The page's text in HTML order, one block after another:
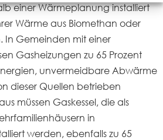
einer Wärmeplanung installiert
Wärme aus Biomethan oder
In Gemeinden mit einer
Gasheizungen zu 65 Prozent
unvermeidbare Abwärme
dieser Quellen betrieben
müssen Gaskessel, die als
in
werden, ebenfalls zu 65